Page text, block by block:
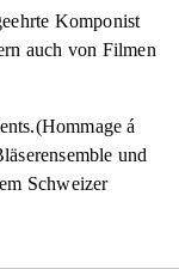
Komponist
auch von Filmen
á
und
Schweizer